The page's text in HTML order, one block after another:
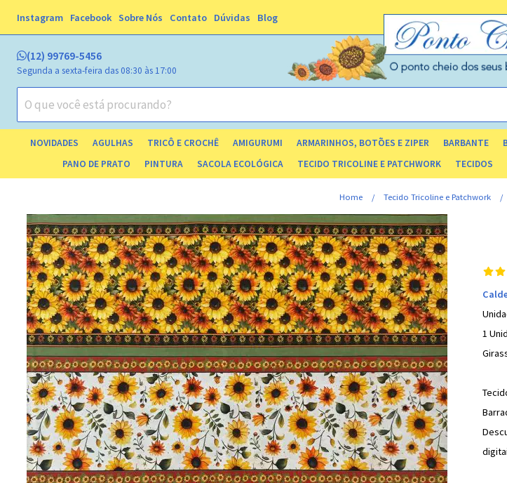
Instagram Facebook Sobre Nós Contato Dúvidas Blog
(12) 99769-5456
Segunda a sexta-feira das 08:30 às 17:00
NOVIDADES AGULHAS TRICÔ E CROCHÊ AMIGURUMI ARMARINHOS, BOTÕES E ZIPER BARBANTE
PANO DE PRATO
PINTURA SACOLA ECOLÓGICA TECIDO TRICOLINE E PATCHWORK TECIDOS
Home Tecido Tricoline e Patchwork
1